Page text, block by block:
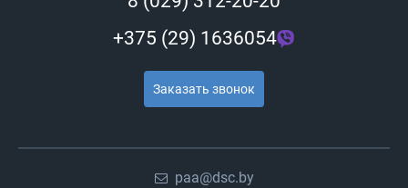
+375 (29) 1636054
Заказать звонок
paa@dsc.by